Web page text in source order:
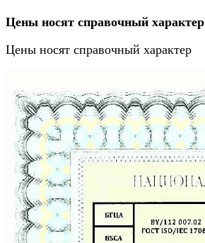
Цены носят справочный характер
Цены носят справочный характер